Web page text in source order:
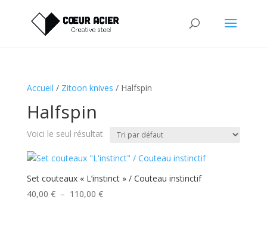
Accueil / Zitoon knives / Halfspin
Halfspin
Voici le seul résultat
Set couteaux « L’instinct » / Couteau instinctif
40,00 € – 110,00 €Plage